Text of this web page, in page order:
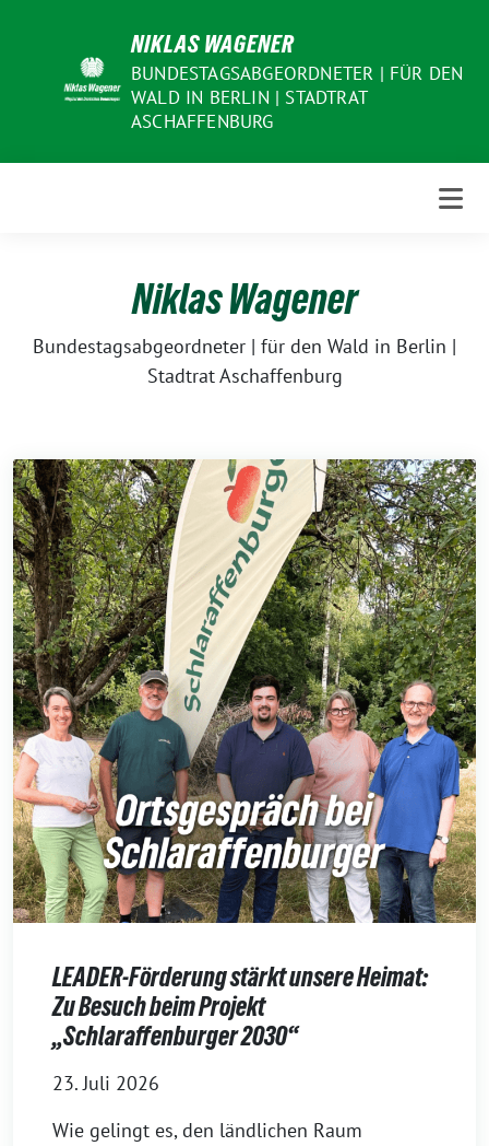
NIKLAS WAGENER
BUNDESTAGSABGEORDNETER | FÜR DEN
WALD IN BERLIN | STADTRAT
ASCHAFFENBURG
Niklas Wagener
Bundestagsabgeordneter | für den Wald in Berlin |
Stadtrat Aschaffenburg
LEADER-Förderung stärkt unsere Heimat:
Zu Besuch beim Projekt
„Schlaraffenburger 2030“
23. Juli 2026
Wie gelingt es, den ländlichen Raum